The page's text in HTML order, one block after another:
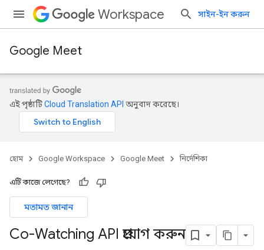
Workspace সাইন-ইন করুন
Google Meet
এই পৃষ্ঠাটিCloud Translation API অনুবাদ করেছে।
হোম Google Workspace Google Meet নির্দেশিকা
এটি কাজে লেগেছে?
মতামত জানান
Co-Watching API প্রয়োগ করুন